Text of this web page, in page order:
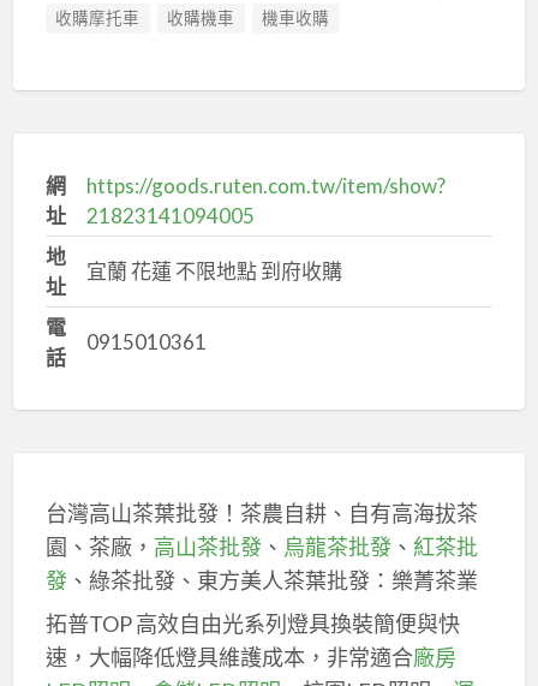
收購摩托車
收購機車 機車收購
網
址
https://goods.ruten.com.tw/item/show?
21823141094005
地
址
宜蘭 花蓮 不限地點 到府收購
電
話
0915010361
台灣高山茶葉批發！茶農自耕、自有高海拔茶
園、茶廠， 高山茶批發、 烏龍茶批發、 紅茶批
發、綠茶批發、東方美人茶葉批發：樂菁茶業
拓普TOP 高效自由光系列燈具換裝簡便與快
速，大幅降低燈具維護成本，非常適合廠房